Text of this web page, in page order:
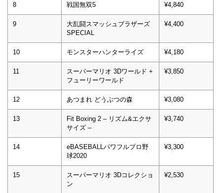
8 戦国無双5 ¥4,840
9
大乱闘スマッシュブラザーズ
SPECIAL
¥4,400
10 モンスターハンターライズ ¥4,180
11
スーパーマリオ 3Dワールド +
フューリーワールド
¥3,850
12 あつまれ どうぶつの森 ¥3,080
13
Fit Boxing 2 – リズム&エクサ
サイズ –
¥3,740
14
eBASEBALLパワフルプロ野
球2020
¥3,300
15
スーパーマリオ 3Dコレクショ
ン
¥2,530